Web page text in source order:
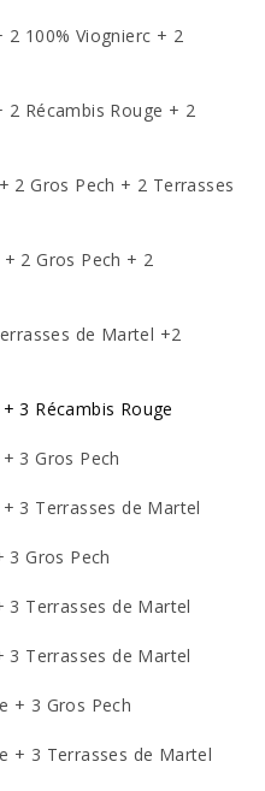
2 100% Viognierc + 2
2 Récambis Rouge + 2
2 Gros Pech + 2 Terrasses
2 Gros Pech + 2
de Martel +2
3 Récambis Rouge
3 Gros Pech
3 Terrasses de Martel
3 Gros Pech
3 Terrasses de Martel
3 Terrasses de Martel
+ 3 Gros Pech
+ 3 Terrasses de Martel